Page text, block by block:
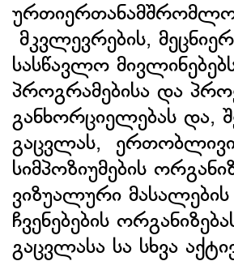
მკვლევრების,
სასწავლო
პროგრამებისა და
განხორციელებას და,
გაცვლას, ერთობლივი
სიმპოზიუმების
ვიზუალური
ჩვენებების
გაცვლასა სა სხვა